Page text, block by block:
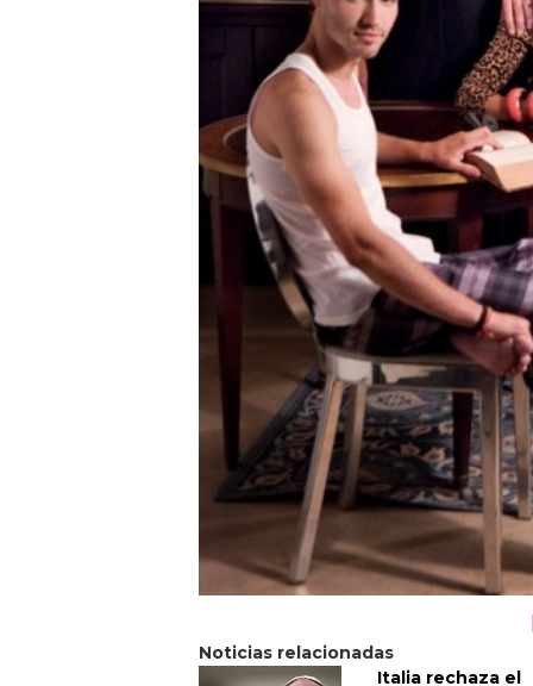
Noticias relacionadas
Italia rechaza el